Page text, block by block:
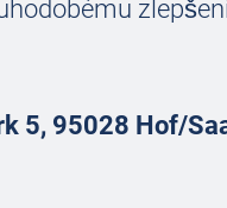
5, 95028 Hof/